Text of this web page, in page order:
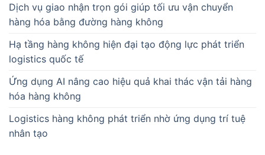
Dịch vụ giao nhận trọn gói giúp tối ưu vận chuyển
hàng hóa bằng đường hàng không
Hạ tầng hàng không hiện đại tạo động lực phát triển
logistics quốc tế
Ứng dụng AI nâng cao hiệu quả khai thác vận tải hàng
hóa hàng không
Logistics hàng không phát triển nhờ ứng dụng trí tuệ
nhân tạo